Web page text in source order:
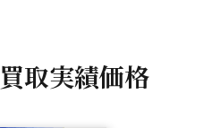
買取実績価格